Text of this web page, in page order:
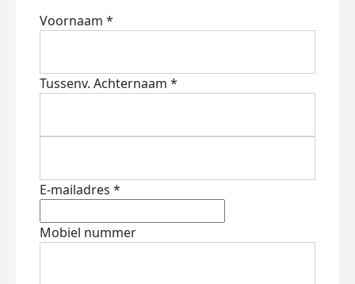
Voornaam *
Tussenv. Achternaam *
E-mailadres *
Mobiel nummer